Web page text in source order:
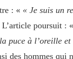
: « « Je suis un
L’article poursuit : «
puce à l’oreille
des hommes qui